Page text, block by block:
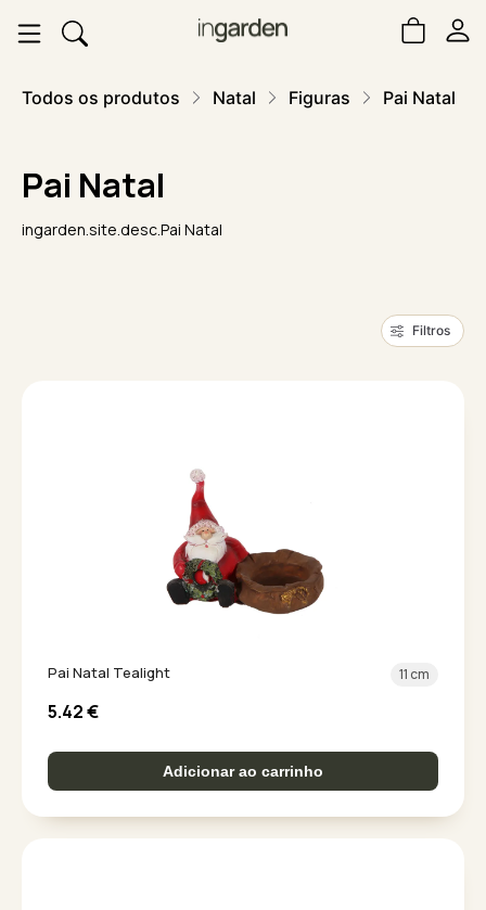
Todos os produtos Natal Figuras Pai Natal
Pai Natal
ingarden.site.desc.Pai Natal
Filtros
Pai Natal Tealight 11 cm
5.42€
Adicionar ao carrinho